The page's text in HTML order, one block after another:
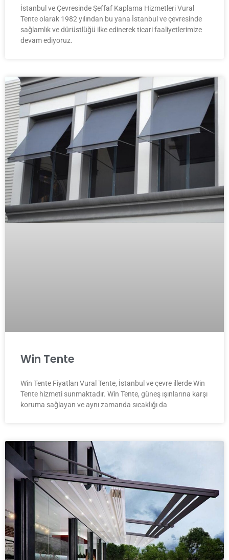
İstanbul ve Çevresinde Şeffaf Kaplama Hizmetleri Vural
Tente olarak 1982 yılından bu yana İstanbul ve çevresinde
sağlamlık ve dürüstlüğü ilke edinerek ticari faaliyetlerimize
devam ediyoruz.
Win Tente
Win Tente Fiyatları Vural Tente, İstanbul ve çevre illerde Win
Tente hizmeti sunmaktadır. Win Tente, güneş ışınlarına karşı
koruma sağlayan ve aynı zamanda sıcaklığı da